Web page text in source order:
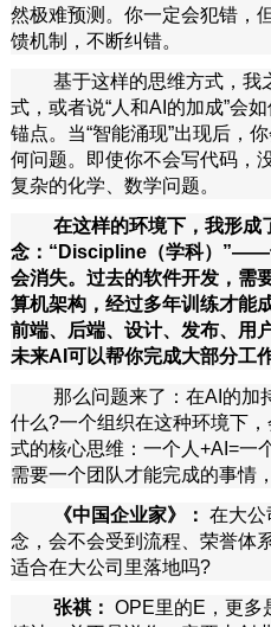
然极难预测。你一定会犯错，
馈机制，不断纠错。
基于这样的思维方式，我
式，或者说“人和AI的加成”会
锚点。当“智能涌现”出现后，
何问题。即使你不会写代码，
复杂的化学、数学问题。
在这样的环境下，我形成
念：“Discipline（学科）”——
会消失。过去的软件开发，需
算机架构，经过多年训练才能
前端、后端、设计、发布、用
未来AI可以帮你完成大部分工
那么问题来了：在AI的加
什么?一个组织在这种环境下
式的核心思维：一个人+AI=一
需要一个团队才能完成的事情
《中国企业家》： 在大公
念，会不会受到流程、荣誉体
适合在大公司里落地吗?
张祺： OPE里的E，更多